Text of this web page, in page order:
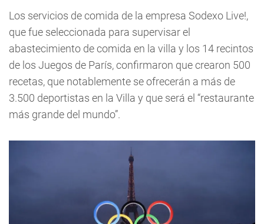
Los servicios de comida de la empresa Sodexo Live!,
que fue seleccionada para supervisar el
abastecimiento de comida en la villa y los 14 recintos
de los Juegos de París, confirmaron que crearon 500
recetas, que notablemente se ofrecerán a más de
3.500 deportistas en la Villa y que será el “restaurante
más grande del mundo”.